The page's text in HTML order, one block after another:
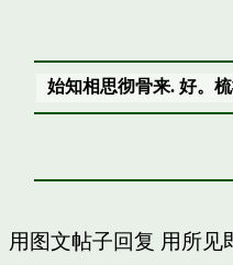
始知相思彻骨来. 好。
用图文帖子回复 用所见